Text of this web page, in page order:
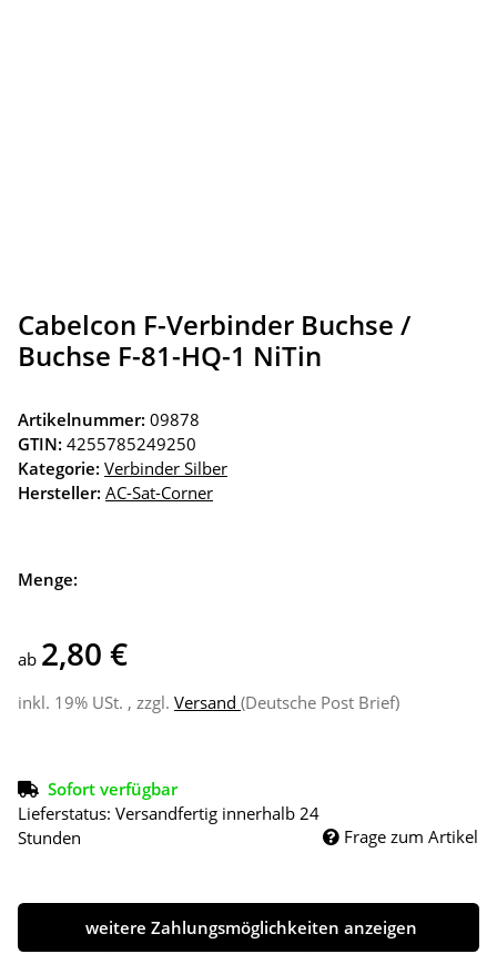
Cabelcon F-Verbinder Buchse /
Buchse F-81-HQ-1 NiTin
Artikelnummer: 09878
GTIN: 4255785249250
Kategorie: Verbinder Silber
Hersteller: AC-Sat-Corner
Menge:
ab 2,80 €
inkl. 19% USt. , zzgl. Versand (Deutsche Post Brief)
Sofort verfügbar
Lieferstatus: Versandfertig innerhalb 24
Stunden
Frage zum Artikel
weitere Zahlungsmöglichkeiten anzeigen